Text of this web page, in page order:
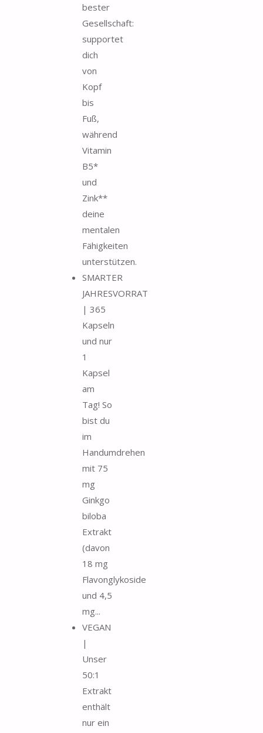
bester
Gesellschaft:
supportet
dich
von
Kopf
bis
Fuß,
während
Vitamin
B5*
und
Zink**
deine
mentalen
Fähigkeiten
unterstützen.
SMARTER
JAHRESVORRAT
| 365
Kapseln
und nur
1
Kapsel
am
Tag! So
bist du
im
Handumdrehen
mit 75
mg
Ginkgo
biloba
Extrakt
(davon
18 mg
Flavonglykoside
und 4,5
mg...
VEGAN
|
Unser
50:1
Extrakt
enthält
nur ein